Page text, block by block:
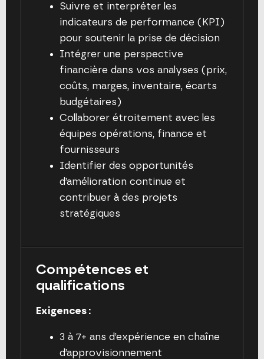
Suivre et interpréter les
indicateurs de performance (KPI)
pour soutenir la prise de décision
Intégrer une perspective
financière dans vos analyses (prix,
coûts, marges, inventaire, écarts
budgétaires)
Collaborer étroitement avec les
équipes opérations, finance et
fournisseurs
Identifier des opportunités
d’amélioration continue et
contribuer à des projets
stratégiques
Compétences et
qualifications
Exigences :
3 à 7+ ans d’expérience en chaîne
d’approvisionnement